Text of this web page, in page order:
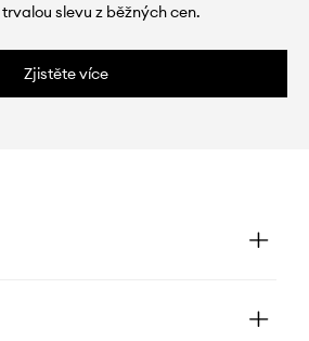
trvalou slevu z běžných cen.
Zjistěte více